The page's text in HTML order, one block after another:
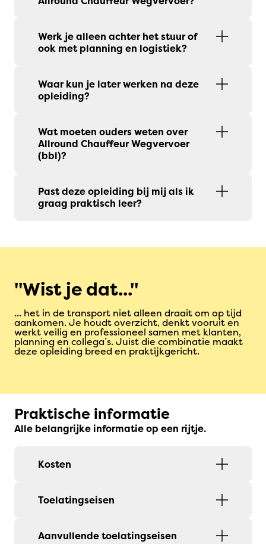
Werk je alleen achter het stuur of
ook met planning en logistiek?
Waar kun je later werken na deze
opleiding?
Wat moeten ouders weten over
Allround Chauffeur Wegvervoer
(bbl)?
Past deze opleiding bij mij als ik
graag praktisch leer?
Wist je dat...
... het in de transport niet alleen draait om op tijd
aankomen. Je houdt overzicht, denkt vooruit en
werkt veilig en professioneel samen met klanten,
planning en collega’s. Juist die combinatie maakt
deze opleiding breed en praktijkgericht.
Praktische informatie
Alle belangrijke informatie op een rijtje.
Kosten
Toelatingseisen
Aanvullende toelatingseisen